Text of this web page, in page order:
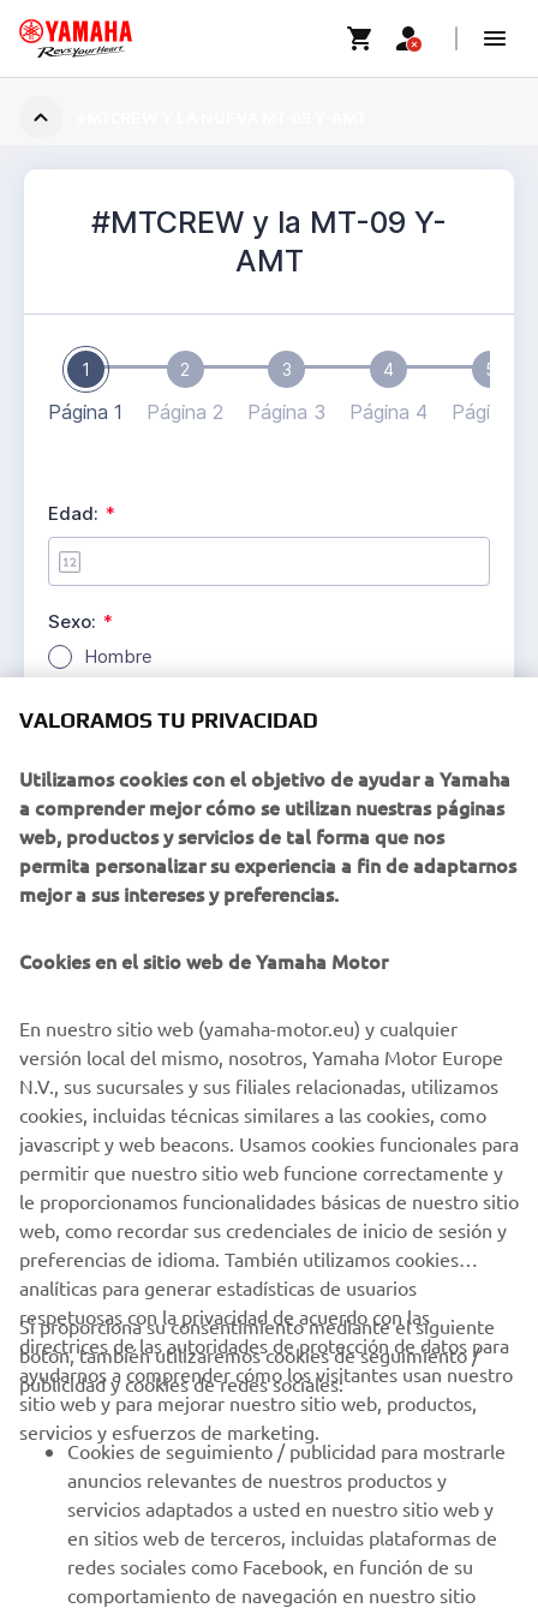
VALORAMOS TU PRIVACIDAD
Utilizamos cookies con el objetivo de ayudar a Yamaha
a comprender mejor cómo se utilizan nuestras páginas
web, productos y servicios de tal forma que nos
permita personalizar su experiencia a fin de adaptarnos
mejor a sus intereses y preferencias.
Cookies en el sitio web de Yamaha Motor
En nuestro sitio web (yamaha-motor.eu) y cualquier
versión local del mismo, nosotros, Yamaha Motor Europe
N.V., sus sucursales y sus filiales relacionadas, utilizamos
cookies, incluidas técnicas similares a las cookies, como
javascript y web beacons. Usamos cookies funcionales para
permitir que nuestro sitio web funcione correctamente y
le proporcionamos funcionalidades básicas de nuestro sitio
web, como recordar sus credenciales de inicio de sesión y
preferencias de idioma. También utilizamos cookies
analíticas para generar estadísticas de usuarios
respetuosas con la privacidad de acuerdo con las
directrices de las autoridades de protección de datos para
ayudarnos a comprender cómo los visitantes usan nuestro
sitio web y para mejorar nuestro sitio web, productos,
servicios y esfuerzos de marketing.
Si proporciona su consentimiento mediante el siguiente
botón, también utilizaremos cookies de seguimiento /
publicidad y cookies de redes sociales:
Cookies de seguimiento / publicidad para mostrarle
anuncios relevantes de nuestros productos y
servicios adaptados a usted en nuestro sitio web y
en sitios web de terceros, incluidas plataformas de
redes sociales como Facebook, en función de su
comportamiento de navegación en nuestro sitio